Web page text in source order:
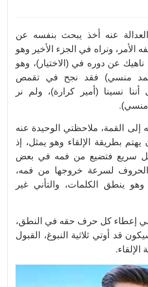
عنه أخذ يبحث بنفسه عن
الأمر، ونراه في الجزء الأخير وهو
ناهيك عن دوره في (الاختيار)، وهو
منسي) فقد نجح في تقمص
نسينا (أمير كرارة)، ولم نر
منسي).
إلى القمة، ملاحظتي الوحيدة عنه
بطريقة الإلقاء وهو يمثل، إذ
سريع فتضيع من فمه في بعض
الحروف لسرعة خروجها من فمه،
وهو ينطق الكلمات، والتأني غير
إعطاء كل حرف حقه في النطق،
قد أوتي ثلاثية النبوغ، القبول
الإلقاء.